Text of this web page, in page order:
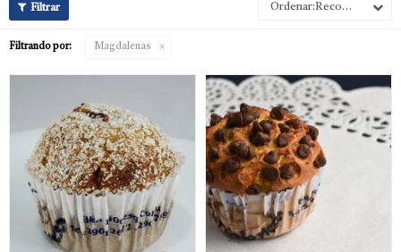
Recomendados
Filtrando por: Magdalenas